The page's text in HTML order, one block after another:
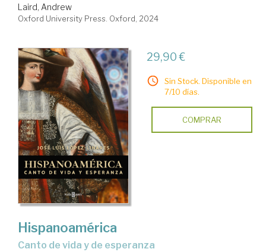
Laird, Andrew
Oxford University Press. Oxford, 2024
29,90 €
Sin Stock. Disponible en
7/10 días.
COMPRAR
Hispanoamérica
canto de vida y de esperanza